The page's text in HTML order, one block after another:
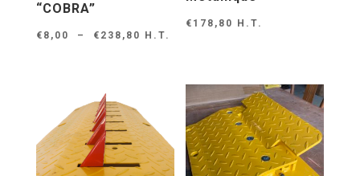
“COBRA”
€ 8,00 – € 238,80 Plage
à
€238,80
H.T.
€ 178,80 H.T.